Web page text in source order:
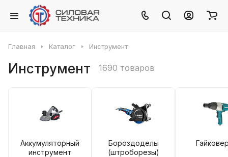
Главная Каталог Инструмент
Инструмент 1690 товаров
Аккумуляторный
инструмент
Бороздоделы
(штроборезы)